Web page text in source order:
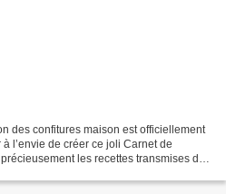
des confitures maison est officiellement
l’envie de créer ce joli Carnet de
les recettes transmises de